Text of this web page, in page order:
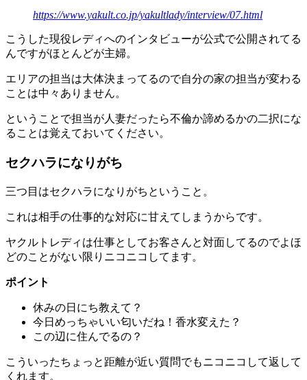
https://www.yakult.co.jp/yakultlady/interview/07.html
こうした現役レディへのインタビューが公式で公開されてる
んですがほとんどが主婦。
エリアの担当は大体決まってるので自分の家の担当が変わる
ことは中々ありません。
ということで担当が人妻だったら不倫か諦めるかの二択にな
ることは覚えておいてください。
セクハラになりがち
三つ目はセクハラになりがち ということ。
これは相手の仕事的な対応に甘えてしまうからです。
ヤクルトレディは仕事としてお客さんと対面してるのでよほ
どのことがない限りニコニコしてます。
ポイント
休みの日にち教えて？
今日めっちゃいい匂いだね！香水変えた？
この辺に住んでるの？
こういったちょっと距離が近い質問でもニコニコして返して
くれます。